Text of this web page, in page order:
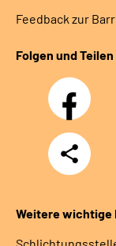
Feedback zur
Folgen und Teilen
Facebook
Teilen
Weitere wichtige